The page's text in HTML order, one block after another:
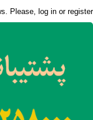
Please, log in or register